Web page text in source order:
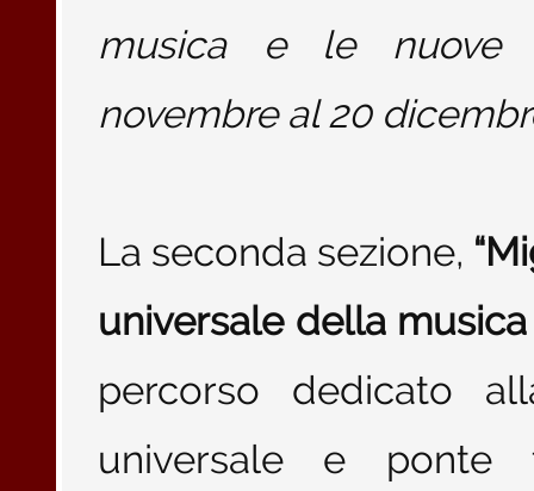
musica e le nuove
novembre al 20
La seconda sezione,
universale della
percorso dedicato
universale e ponte